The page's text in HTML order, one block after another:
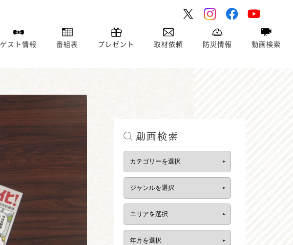
ゲスト情報 番組表 プレゼント 取材依頼 防災情報 動画検索
動画検索